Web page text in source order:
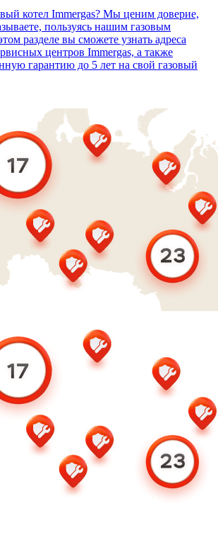
котел Immergas? Мы ценим доверие,
пользуясь нашим газовым
разделе вы сможете узнать адреса
центров Immergas, а также
гарантию до 5 лет на свой газовый